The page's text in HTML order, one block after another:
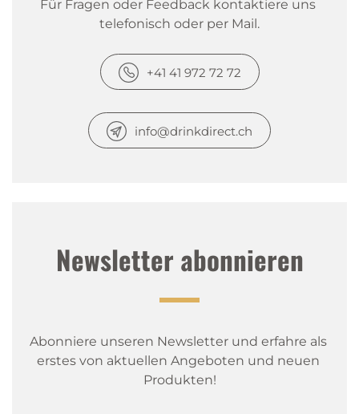
Für Fragen oder Feedback kontaktiere uns
telefonisch oder per Mail.
+41 41 972 72 72
info@drinkdirect.ch
Newsletter abonnieren
Abonniere unseren Newsletter und erfahre als
erstes von aktuellen Angeboten und neuen
Produkten!